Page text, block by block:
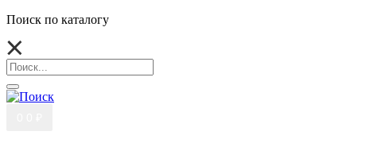
Поиск по каталогу